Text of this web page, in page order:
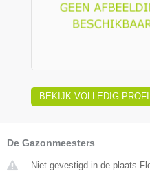
BEKIJK VOLLEDIG
De Gazonmeesters
Niet gevestigd in de plaats